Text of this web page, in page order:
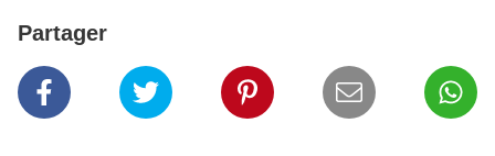
Partager